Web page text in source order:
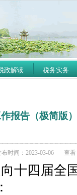
政解读 税务实务
报告（极简版
布时间：2023-03-06 查看
十四届全